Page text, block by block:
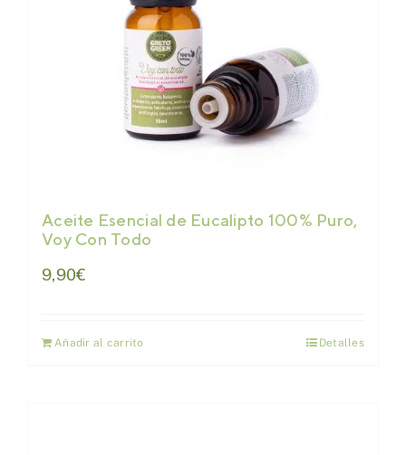
Aceite Esencial de Eucalipto 100% Puro,
Voy Con Todo
9,90€
Añadir al carrito Detalles